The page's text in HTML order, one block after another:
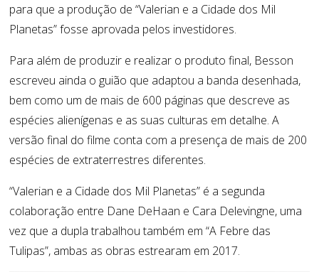
para que a produção de “Valerian e a Cidade dos Mil
Planetas” fosse aprovada pelos investidores.
Para além de produzir e realizar o produto final, Besson
escreveu ainda o guião que adaptou a banda desenhada,
bem como um de mais de 600 páginas que descreve as
espécies alienígenas e as suas culturas em detalhe. A
versão final do filme conta com a presença de mais de 200
espécies de extraterrestres diferentes.
“Valerian e a Cidade dos Mil Planetas” é a segunda
colaboração entre Dane DeHaan e Cara Delevingne, uma
vez que a dupla trabalhou também em “A Febre das
Tulipas”, ambas as obras estrearam em 2017.